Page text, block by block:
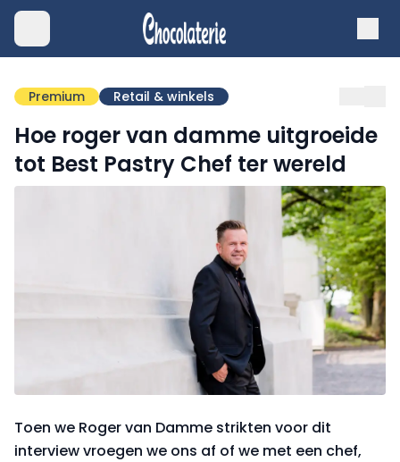
Premium Retail & winkels
Hoe roger van damme uitgroeide
tot Best Pastry Chef ter wereld
Toen we Roger van Damme strikten voor dit
interview vroegen we ons af of we met een chef,